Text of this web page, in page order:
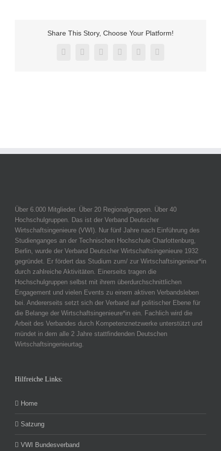
Share This Story, Choose Your Platform!
FacebookTwitterRedditLinkedInPinterestVk
Über 6.000 Mitglieder. Über 20 Regionalgruppen. Über 40
Hochschulgruppen. Das ist der Verband Deutscher
Wirtschaftsingenieure (VWI). Nur fünf Jahre nach Einführung des
Studienganges an der Technischen Hochschule Charlottenburg,
Berlin, wurde der Verband Deutscher Wirtschaftsingenieure 1932
gegründet. Er fördert das Studium zum/ zur Wirtschaftsingenieur*in
durch zahlreiche Aktivitäten. Einerseits tragen die
Hochschulgruppen selbst mit ihrem überdurchschnittlichen
Engagement und vielen Events zu einem aktiven Verbandsleben
bei. Andererseits setzt sich der Verband auf politischer Ebene für
die Belange der Wirtschaftsingenieure*in ein. Fachlich wird die
Arbeit des Verbandes durch Kompetenznetzwerke unterstützt und
mündet in dem alle 2 Jahre stattfindenden Deutschen
Wirtschaftsingenieurtag.
Hilfreiche Links:
Home
Satzung
VWI Bundesverband